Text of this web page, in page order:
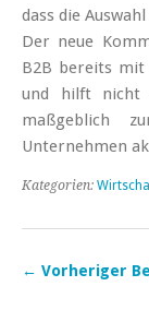
dass die
Der neue
B2B bereits mit
und hilft nicht
maßgeblich
Unternehmen
Kategorien:
← Vorheriger